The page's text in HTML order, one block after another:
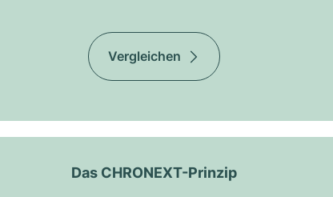
Vergleichen
Das CHRONEXT-Prinzip